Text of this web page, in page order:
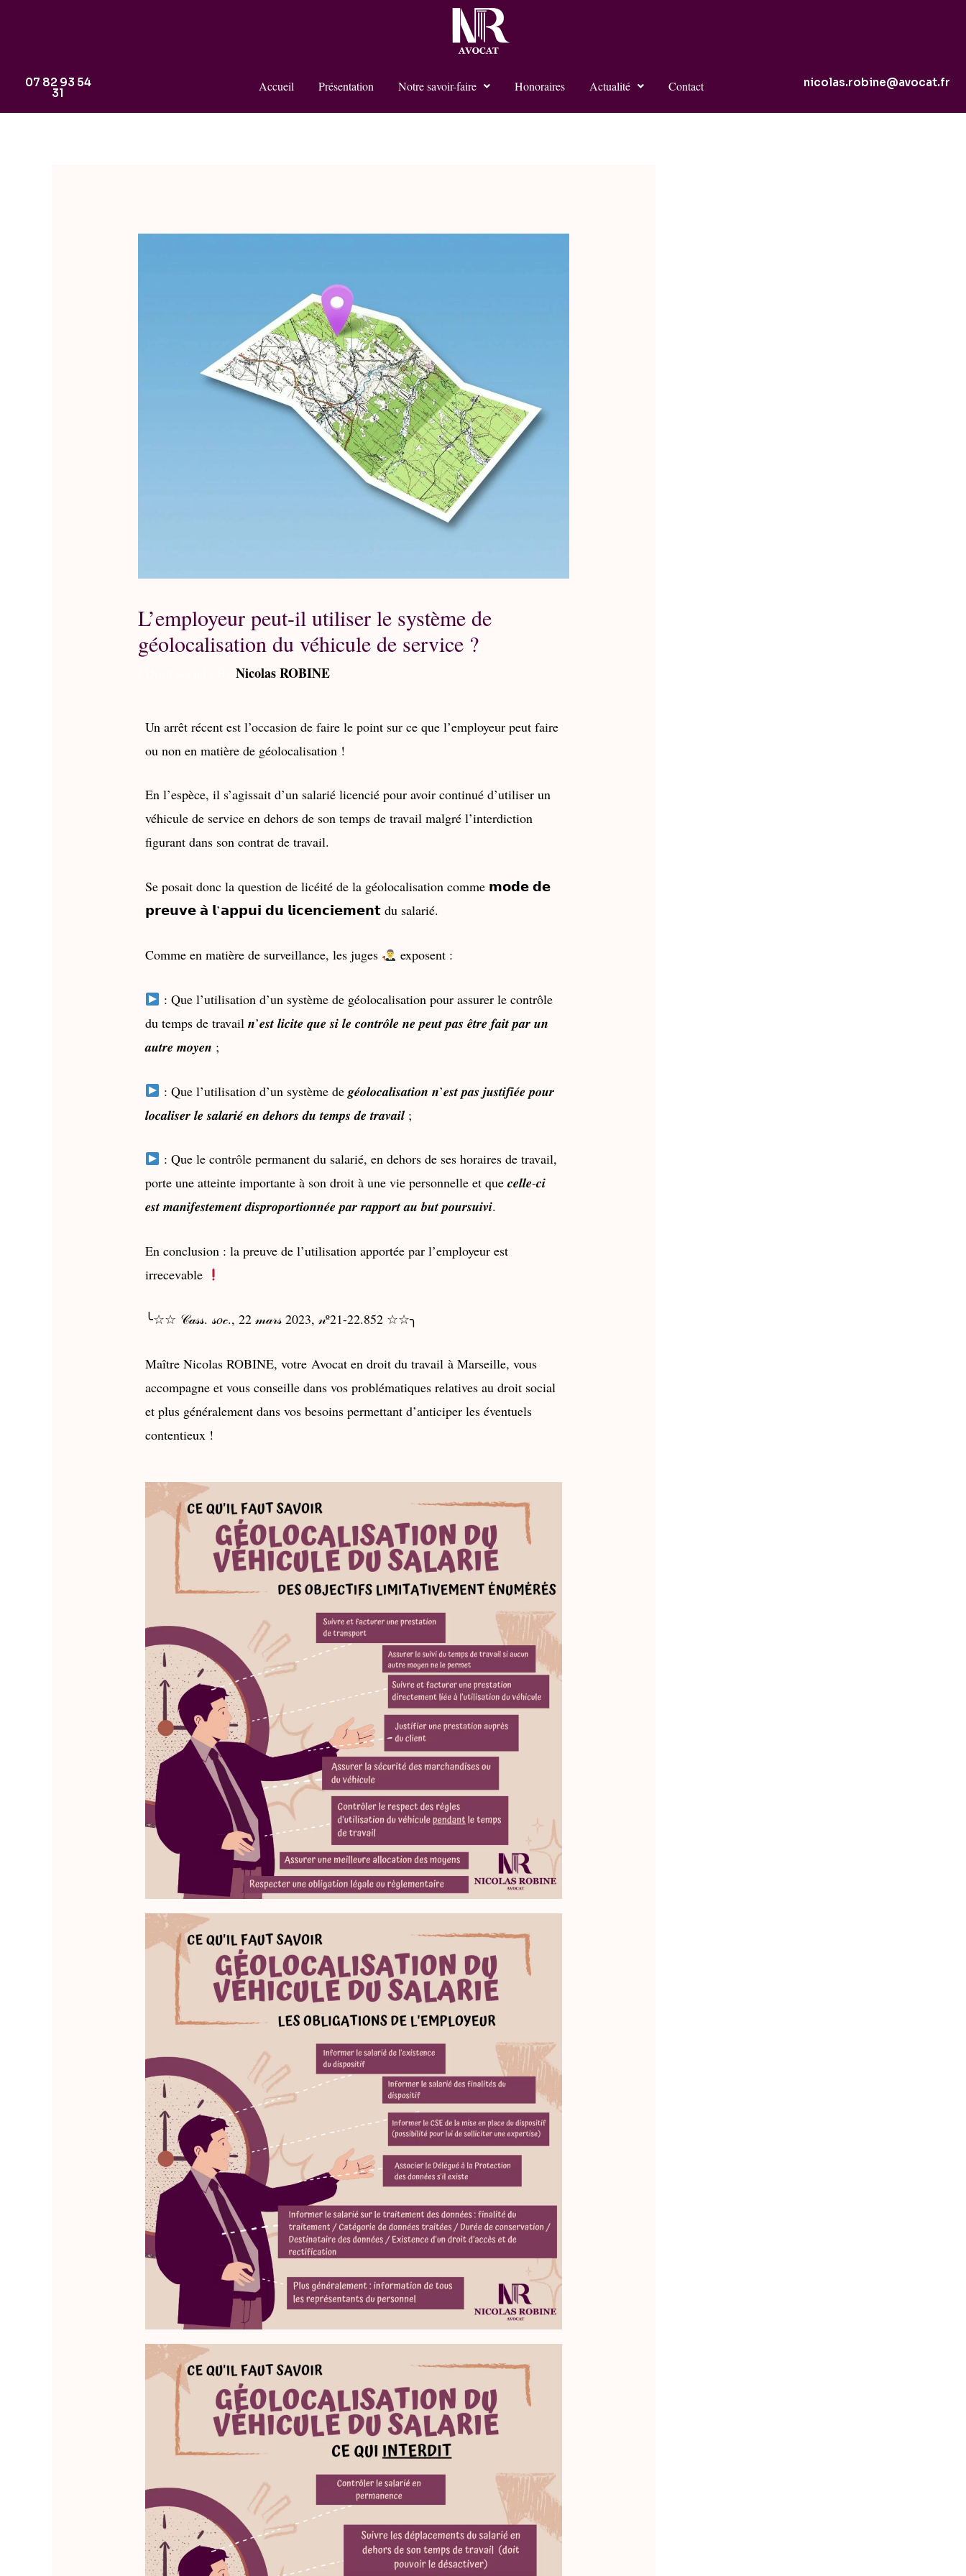
07 82 93 54
31 Accueil Présentation Notre savoir-faire Honoraires Actualité Contact nicolas.robine@avocat.fr
L’employeur peut-il utiliser le système de
géolocalisation du véhicule de service ?
/ ByNicolas ROBINE
Un arrêt récent est l’occasion de faire le point sur ce que l’employeur peut faire
ou non en matière de géolocalisation !
En l’espèce, il s’agissait d’un salarié licencié pour avoir continué d’utiliser un
véhicule de service en dehors de son temps de travail malgré l’interdiction
figurant dans son contrat de travail.
Se posait donc la question de licéité de la géolocalisation comme 𝗺𝗼𝗱𝗲 𝗱𝗲
𝗽𝗿𝗲𝘂𝘃𝗲 𝗮̀ 𝗹’𝗮𝗽𝗽𝘂𝗶 𝗱𝘂 𝗹𝗶𝗰𝗲𝗻𝗰𝗶𝗲𝗺𝗲𝗻𝘁 du salarié.
Comme en matière de surveillance, les juges exposent :
: Que l’utilisation d’un système de géolocalisation pour assurer le contrôle
du temps de travail 𝒏’𝒆𝒔𝒕 𝒍𝒊𝒄𝒊𝒕𝒆 𝒒𝒖𝒆 𝒔𝒊 𝒍𝒆 𝒄𝒐𝒏𝒕𝒓𝒐̂𝒍𝒆 𝒏𝒆 𝒑𝒆𝒖𝒕 𝒑𝒂𝒔 𝒆̂𝒕𝒓𝒆 𝒇𝒂𝒊𝒕 𝒑𝒂𝒓 𝒖𝒏
𝒂𝒖𝒕𝒓𝒆 𝒎𝒐𝒚𝒆𝒏 ;
: Que l’utilisation d’un système de 𝒈𝒆́𝒐𝒍𝒐𝒄𝒂𝒍𝒊𝒔𝒂𝒕𝒊𝒐𝒏 𝒏’𝒆𝒔𝒕 𝒑𝒂𝒔 𝒋𝒖𝒔𝒕𝒊𝒇𝒊𝒆́𝒆 𝒑𝒐𝒖𝒓
𝒍𝒐𝒄𝒂𝒍𝒊𝒔𝒆𝒓 𝒍𝒆 𝒔𝒂𝒍𝒂𝒓𝒊𝒆́ 𝒆𝒏 𝒅𝒆𝒉𝒐𝒓𝒔 𝒅𝒖 𝒕𝒆𝒎𝒑𝒔 𝒅𝒆 𝒕𝒓𝒂𝒗𝒂𝒊𝒍 ;
: Que le contrôle permanent du salarié, en dehors de ses horaires de travail,
porte une atteinte importante à son droit à une vie personnelle et que 𝒄𝒆𝒍𝒍𝒆-𝒄𝒊
𝒆𝒔𝒕 𝒎𝒂𝒏𝒊𝒇𝒆𝒔𝒕𝒆𝒎𝒆𝒏𝒕 𝒅𝒊𝒔𝒑𝒓𝒐𝒑𝒐𝒓𝒕𝒊𝒐𝒏𝒏𝒆́𝒆 𝒑𝒂𝒓 𝒓𝒂𝒑𝒑𝒐𝒓𝒕 𝒂𝒖 𝒃𝒖𝒕 𝒑𝒐𝒖𝒓𝒔𝒖𝒊𝒗𝒊.
En conclusion : la preuve de l’utilisation apportée par l’employeur est
irrecevable
╰☆☆ 𝒞𝒶𝓈𝓈. 𝓈𝑜𝒸., 22 𝓂𝒶𝓇𝓈 2023, 𝓃º21-22.852 ☆☆╮
Maître Nicolas ROBINE, votreAvocat en droit du travail à Marseille, vous
accompagne et vous conseille dans vos problématiques relatives au droit social
et plus généralement dans vos besoins permettant d’anticiper les éventuels
contentieux !